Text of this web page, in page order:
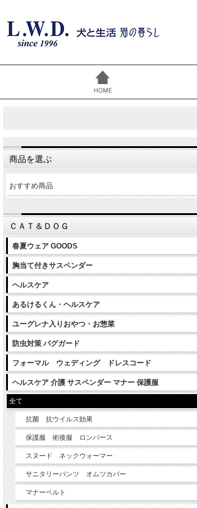
商品を選ぶ
おすすめ商品
ＣＡＴ＆ＤＯＧ
春夏ウェア GOODS
胸当て付きサスペンダー
ヘルスケア
あるけるくん・ヘルスケア
ユーグレナ入りおやつ・お惣菜
防虫対策 バグガード
フォーマル ウェディング ドレスコード
ヘルスケア 介護 サスペンダー マナー 保護服
全て
抗菌 抗ウイルス効果
保護服 術後服 ロンパース
スヌード ネックウォーマー
サニタリーパンツ オムツカバー
マナーベルト